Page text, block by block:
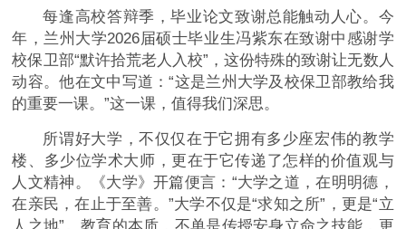
每逢高校答辩季，毕业论文致谢总能触动人心。今
年，兰州大学2026届硕士毕业生冯紫东在致谢中感谢学
校保卫部“默许拾荒老人入校”，这份特殊的致谢让无数人
动容。他在文中写道：“这是兰州大学及校保卫部教给我
的重要一课。”这一课，值得我们深思。
所谓好大学，不仅仅在于它拥有多少座宏伟的教学
楼、多少位学术大师，更在于它传递了怎样的价值观与
人文精神。《大学》开篇便言：“大学之道，在明明德，
在亲民，在止于至善。”大学不仅是“求知之所”，更是“立
人之地”。教育的本质，不单是传授安身立命之技能，更